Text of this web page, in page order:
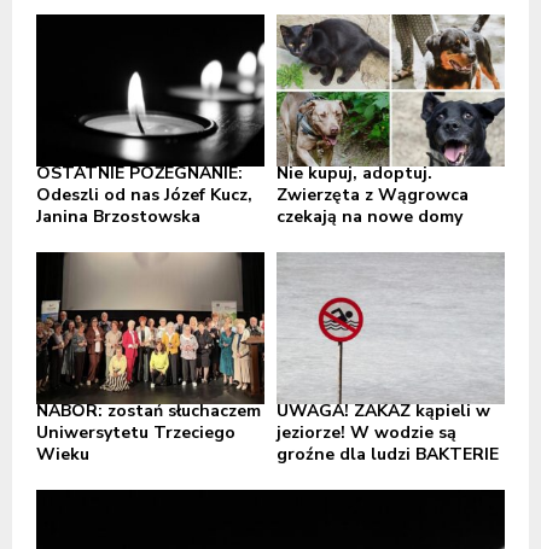
OSTATNIE POŻEGNANIE:
Odeszli od nas Józef Kucz,
Janina Brzostowska
Nie kupuj, adoptuj.
Zwierzęta z Wągrowca
czekają na nowe domy
NABÓR: zostań słuchaczem
Uniwersytetu Trzeciego
Wieku
UWAGA! ZAKAZ kąpieli w
jeziorze! W wodzie są
groźne dla ludzi BAKTERIE